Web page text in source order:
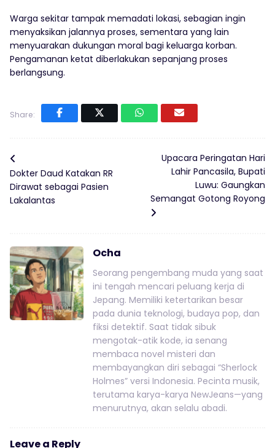
Warga sekitar tampak memadati lokasi, sebagian ingin
menyaksikan jalannya proses, sementara yang lain
menyuarakan dukungan moral bagi keluarga korban.
Pengamanan ketat diberlakukan sepanjang proses
berlangsung.
Share:
Dokter Daud Katakan RR
Dirawat sebagai Pasien
Lakalantas
Upacara Peringatan Hari
Lahir Pancasila, Bupati
Luwu: Gaungkan
Semangat Gotong Royong
Ocha
Seorang pengembang muda yang saat
ini tengah mencari peluang kerja di
Jepang. Memiliki ketertarikan besar
pada dunia teknologi, budaya pop, dan
fiksi detektif. Saat tidak sibuk
mengotak-atik kode, ia senang
membaca novel misteri dan
membayangkan diri sebagai “Sherlock
Holmes” versi Indonesia. Pecinta musik,
terutama karya-karya NewJeans—yang
menurutnya, akan selalu abadi.
Leave a Reply